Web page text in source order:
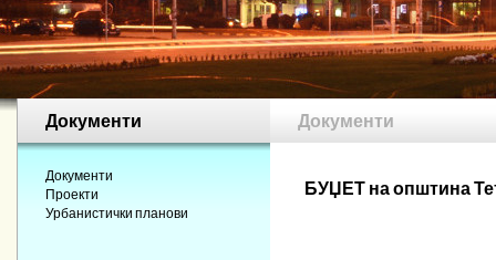
Документи Документи
Документи
Проекти
Урбанистички планови
БУЏЕТ на општина